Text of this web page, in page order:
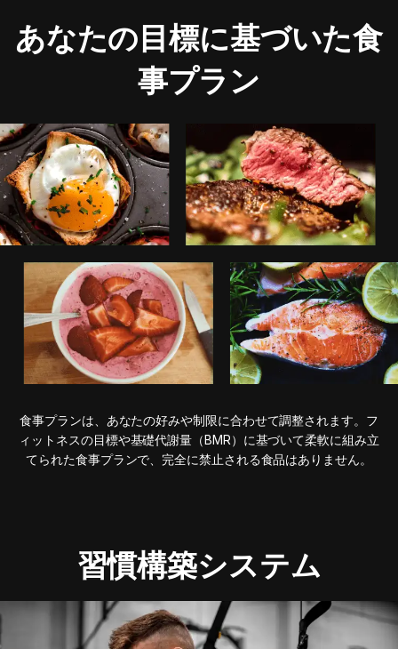
あなたの目標に基づいた食
事プラン
食事プランは、あなたの好みや制限に合わせて調整されます。フ
ィットネスの目標や基礎代謝量（BMR）に基づいて柔軟に組み立
てられた食事プランで、完全に禁止される食品はありません。
習慣構築システム